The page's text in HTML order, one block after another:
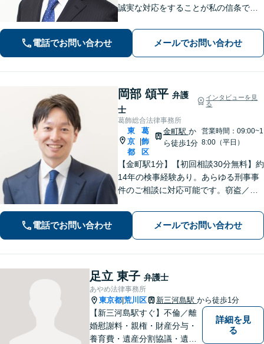
誠実な対応をすることが私の信条で
し、最高のリーガルサービスをご提供
します。お気軽にご相談ください【初
回面談30分無料】【平日夜間対応可】
電話でお問い合わせ メールでお問い合わせ
岡部 頌平 弁護
士
インタビューを見
る
葛飾総合法律事務所
東
京
都
葛
飾
区
金町駅 か
ら徒歩1分
営業時間：09:00~1
8:00（平日）
【金町駅1分】【初回相談30分無料】約
14年の検事経験あり。あらゆる刑事事
件のご相談に対応可能です。窃盗／詐
事件は早急にご相談ください。【相続
事件もお任せください】遺産分割協
議・調停／遺留分／遺言書作成など幅
広く対応
電話でお問い合わせ メールでお問い合わせ
足立 東子 弁護士
あやめ法律事務所
東京都 荒川区 新三河島駅 から徒歩1分
【新三河島駅すぐ】不倫／離
婚慰謝料・親権・財産分与・
養育費・遺産分割協議・遺言
詳細を見
る